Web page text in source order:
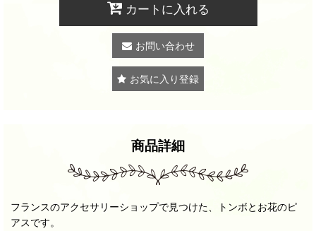
カートに入れる
お問い合わせ
お気に入り登録
商品詳細
フランスのアクセサリーショップで見つけた、トンボとお花のピ
アスです。